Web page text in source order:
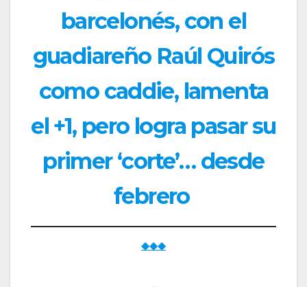
barcelonés, con el
guadiareño Raúl Quirós
como caddie, lamenta
el +1, pero logra pasar su
primer ‘corte’… desde
febrero
◆◆◆
.